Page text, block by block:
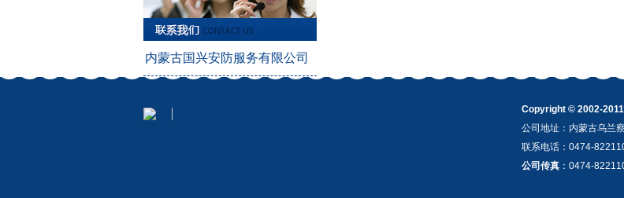
内蒙古国兴安防服务有限公司
Copyright © 2002-
公司地址：内蒙古乌兰
联系电话：0474-
公司传真 ： 0474-